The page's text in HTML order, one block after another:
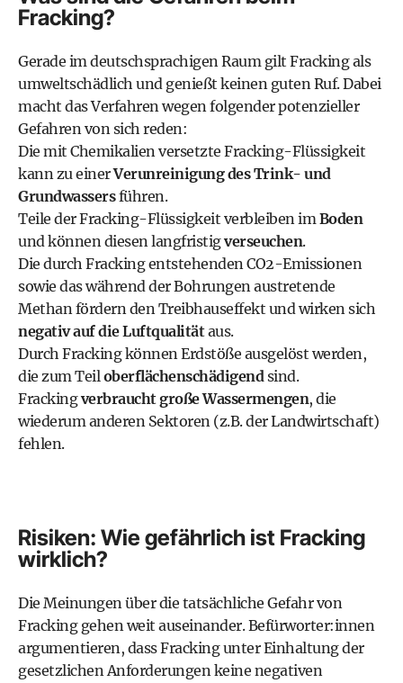
Fracking?
Gerade im deutschsprachigen Raum gilt Fracking als
umweltschädlich und genießt keinen guten Ruf. Dabei
macht das Verfahren wegen folgender potenzieller
Gefahren von sich reden:
Die mit Chemikalien versetzte Fracking-Flüssigkeit
kann zu einerVerunreinigung des Trink- und
Grundwassersführen.
Teile der Fracking-Flüssigkeit verbleiben imBoden
und können diesen langfristigverseuchen.
Die durch Fracking entstehenden CO2-Emissionen
sowie das während der Bohrungen austretende
Methan fördern den Treibhauseffekt und wirken sich
negativ auf die Luftqualitätaus.
Durch Fracking können Erdstöße ausgelöst werden,
die zum Teiloberflächenschädigendsind.
Frackingverbraucht große Wassermengen, die
wiederum anderen Sektoren (z.B. der Landwirtschaft)
fehlen.
Risiken: Wie gefährlich ist Fracking
wirklich?
Die Meinungen über die tatsächliche Gefahr von
Fracking gehen weit auseinander. Befürworter:innen
argumentieren, dass Fracking unter Einhaltung der
gesetzlichen Anforderungen keine negativen